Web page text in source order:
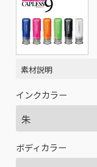
素材説明
インクカラー
ボディカラー